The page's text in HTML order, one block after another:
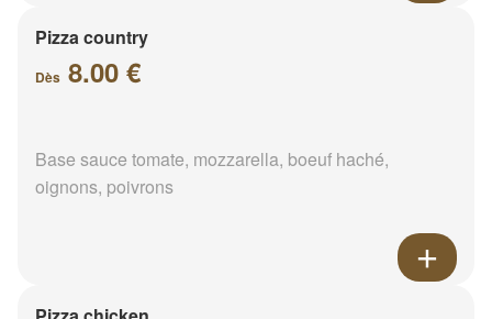
Pizza country
Dès 8.00 €
Base sauce tomate, mozzarella, boeuf haché,
oignons, poivrons